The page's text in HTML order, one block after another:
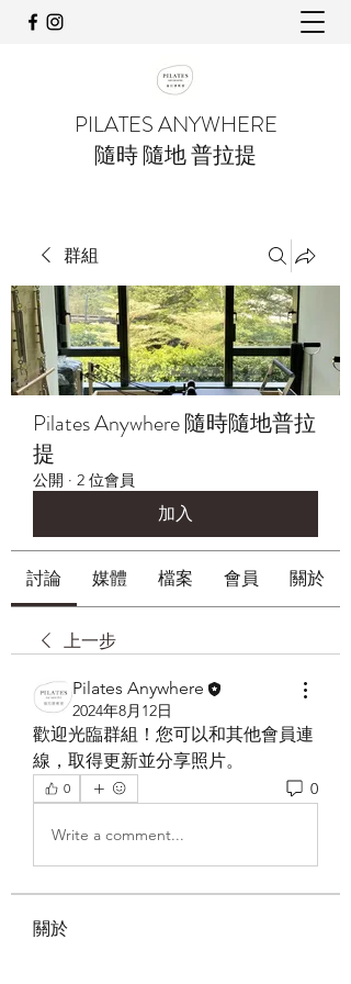
PILATES ANYWHERE
隨時 隨地 普拉提
群組
Pilates Anywhere 隨時隨地普拉
提
公開 · 2 位會員
加入
討論 媒體 檔案 會員 關於
上一步
Pilates Anywhere
2024年8月12日
歡迎光臨群組！您可以和其他會員連
線，取得更新並分享照片。
0 0
Write a comment...
關於